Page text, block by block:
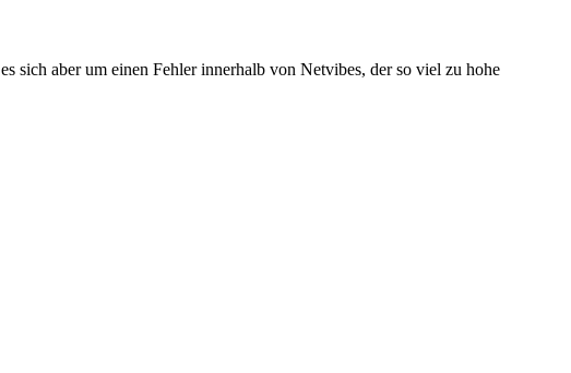
sich aber um einen Fehler innerhalb von Netvibes, der so viel zu hohe